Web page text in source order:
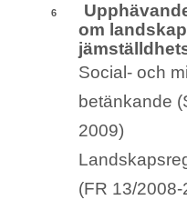
6
om
Social- och
betänkande
2009)
(FR 13/2008-